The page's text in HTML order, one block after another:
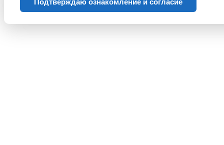
Подтверждаю ознакомление и согласие